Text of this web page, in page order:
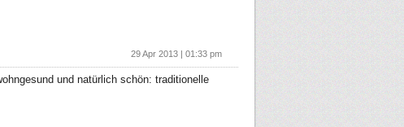
29 Apr 2013 | 01:33 pm
und natürlich schön: traditionelle